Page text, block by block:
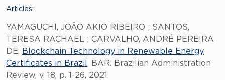
Articles:
YAMAGUCHI, JOÃO AKIO RIBEIRO ; SANTOS,
TERESA RACHAEL ; CARVALHO, ANDRÉ PEREIRA
DE. Blockchain Technology in Renewable Energy
Certificates in Brazil . BAR. Brazilian Administration
Review, v. 18, p. 1-26, 2021.